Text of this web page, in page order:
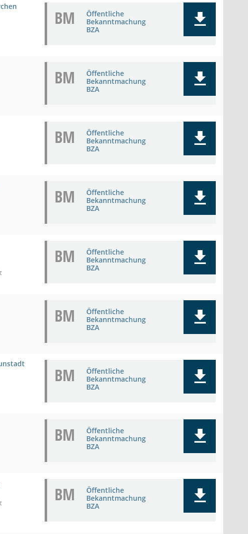
BM
Öffentliche
Bekanntmachung
BZA
BM
Öffentliche
Bekanntmachung
BZA
BM
Öffentliche
Bekanntmachung
BZA
BM
Öffentliche
Bekanntmachung
BZA
BM
Öffentliche
Bekanntmachung
BZA
BM
Öffentliche
Bekanntmachung
BZA
BM
Öffentliche
Bekanntmachung
BZA
BM
Öffentliche
Bekanntmachung
BZA
BM
Öffentliche
Bekanntmachung
BZA